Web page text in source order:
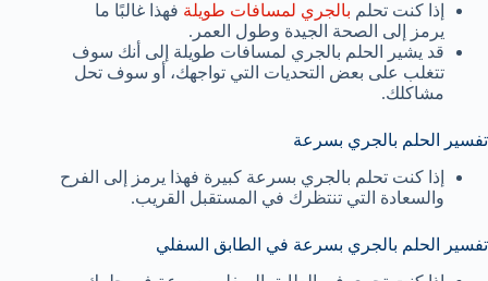
إذا كنت تحلم بالجري لمسافات طويلة فهذا غالبًا ما
يرمز إلى الصحة الجيدة وطول العمر.
قد يشير الحلم بالجري لمسافات طويلة إلى أنك سوف
تتغلب على بعض التحديات التي تواجهك، أو سوف تحل
مشاكلك.
تفسير الحلم بالجري بسرعة
إذا كنت تحلم بالجري بسرعة كبيرة فهذا يرمز إلى الفرح
والسعادة التي تنتظرك في المستقبل القريب.
تفسير الحلم بالجري بسرعة في الطابق السفلي